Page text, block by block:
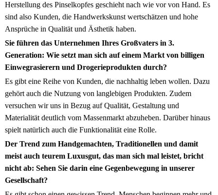
Herstellung des Pinselkopfes geschieht nach wie vor von Hand. Es
sind also Kunden, die Handwerkskunst wertschätzen und hohe
Ansprüche in Qualität und Ästhetik haben.
Sie führen das Unternehmen Ihres Großvaters in 3.
Generation: Wie setzt man sich auf einem Markt von billigen
Einwegrasierern und Drogerieprodukten durch?
Es gibt eine Reihe von Kunden, die nachhaltig leben wollen. Dazu
gehört auch die Nutzung von langlebigen Produkten. Zudem
versuchen wir uns in Bezug auf Qualität, Gestaltung und
Materialität deutlich vom Massenmarkt abzuheben. Darüber hinaus
spielt natürlich auch die Funktionalität eine Rolle.
Der Trend zum Handgemachten, Traditionellen und damit
meist auch teurem Luxusgut, das man sich mal leistet, bricht
nicht ab: Sehen Sie darin eine Gegenbewegung in unserer
Gesellschaft?